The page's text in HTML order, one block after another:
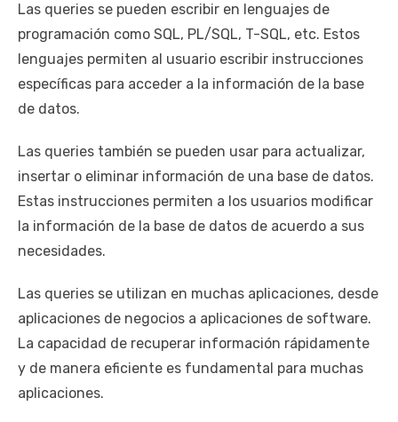
Las queries se pueden escribir en lenguajes de
programación como SQL, PL/SQL, T-SQL, etc. Estos
lenguajes permiten al usuario escribir instrucciones
específicas para acceder a la información de la base
de datos.
Las queries también se pueden usar para actualizar,
insertar o eliminar información de una base de datos.
Estas instrucciones permiten a los usuarios modificar
la información de la base de datos de acuerdo a sus
necesidades.
Las queries se utilizan en muchas aplicaciones, desde
aplicaciones de negocios a aplicaciones de software.
La capacidad de recuperar información rápidamente
y de manera eficiente es fundamental para muchas
aplicaciones.